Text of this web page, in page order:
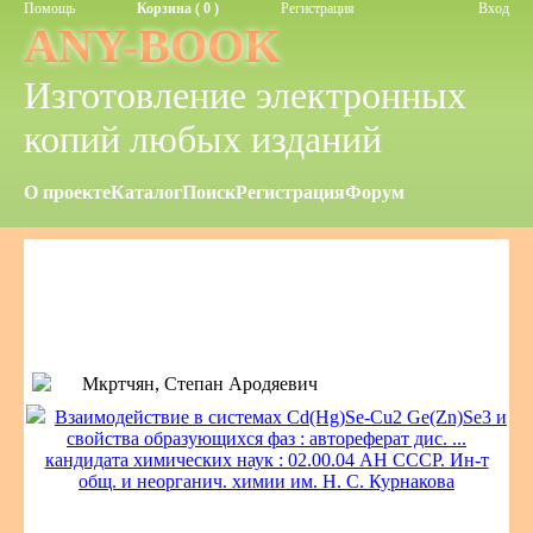
Помощь Корзина ( 0 ) Регистрация Вход
ANY-BOOK
Изготовление электронных
копий любых изданий
О проектеКаталогПоискРегистрацияФорум
Мкртчян, Степан Ародяевич
Взаимодействие в системах Cd(Hg)Se-Cu2 Ge(Zn)Se3 и
свойства образующихся фаз : автореферат дис. ...
кандидата химических наук : 02.00.04 АН СССР. Ин-т
общ. и неорганич. химии им. Н. С. Курнакова